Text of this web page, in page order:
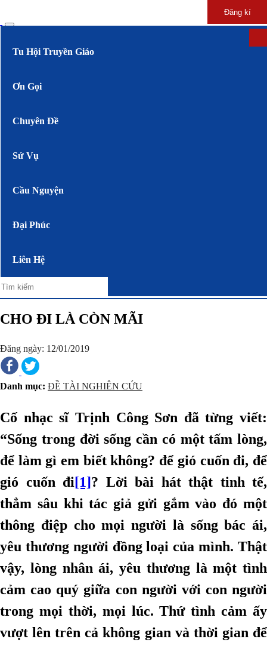
Tu Hội Truyền Giáo
Ơn Gọi
Chuyên Đề
Sứ Vụ
Cầu Nguyện
Đại Phúc
Liên Hệ
CHO ĐI LÀ CÒN MÃI
Đăng ngày: 12/01/2019
Danh mục: ĐỀ TÀI NGHIÊN CỨU
Cố nhạc sĩ Trịnh Công Sơn đã từng viết:
“Sống trong đời sống cần có một tấm lòng,
để làm gì em biết không? để gió cuốn đi, để
gió cuốn đi[1]? Lời bài hát thật tinh tế,
thẳm sâu khi tác giả gửi gắm vào đó một
thông điệp cho mọi người là sống bác ái,
yêu thương người đồng loại của mình. Thật
vậy, lòng nhân ái, yêu thương là một tình
cảm cao quý giữa con người với con người
trong mọi thời, mọi lúc. Thứ tình cảm ấy
vượt lên trên cả không gian và thời gian để
Đăng kí